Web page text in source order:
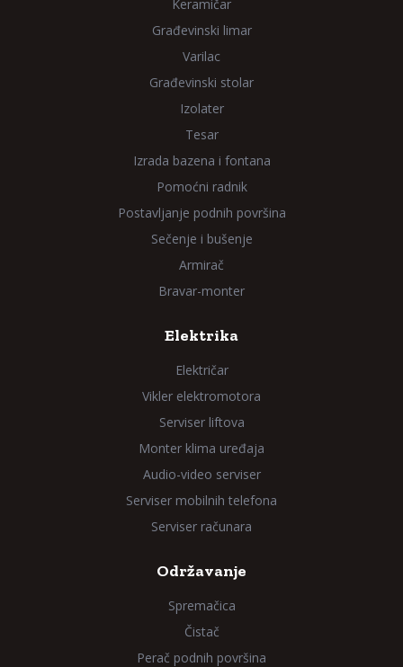
Keramičar
Građevinski limar
Varilac
Građevinski stolar
Izolater
Tesar
Izrada bazena i fontana
Pomoćni radnik
Postavljanje podnih površina
Sečenje i bušenje
Armirač
Bravar-monter
Elektrika
Električar
Vikler elektromotora
Serviser liftova
Monter klima uređaja
Audio-video serviser
Serviser mobilnih telefona
Serviser računara
Održavanje
Spremačica
Čistač
Perač podnih površina